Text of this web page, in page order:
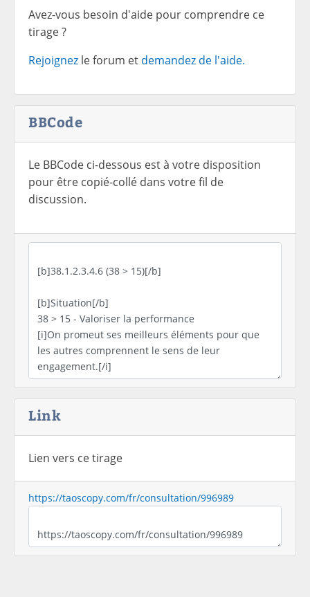
Avez-vous besoin d'aide pour comprendre ce
tirage ?
Rejoignez le forum et demandez de l'aide.
BBCode
Le BBCode ci-dessous est à votre disposition
pour être copié-collé dans votre fil de
discussion.
Link
Lien vers ce tirage
https://taoscopy.com/fr/consultation/996989